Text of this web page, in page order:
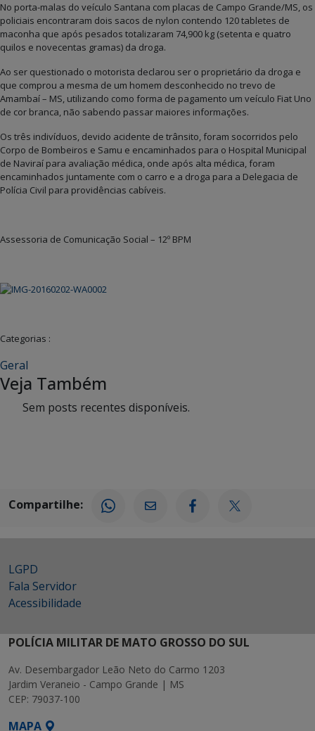
No porta-malas do veículo Santana com placas de Campo Grande/MS, os
policiais encontraram dois sacos de nylon contendo 120 tabletes de
maconha que após pesados totalizaram 74,900 kg (setenta e quatro
quilos e novecentas gramas) da droga.
Ao ser questionado o motorista declarou ser o proprietário da droga e
que comprou a mesma de um homem desconhecido no trevo de
Amambaí – MS, utilizando como forma de pagamento um veículo Fiat Uno
de cor branca, não sabendo passar maiores informações.
Os três indivíduos, devido acidente de trânsito, foram socorridos pelo
Corpo de Bombeiros e Samu e encaminhados para o Hospital Municipal
de Naviraí para avaliação médica, onde após alta médica, foram
encaminhados juntamente com o carro e a droga para a Delegacia de
Polícia Civil para providências cabíveis.
Assessoria de Comunicação Social – 12º BPM
Categorias :
Geral
Veja Também
Sem posts recentes disponíveis.
Compartilhe:
LGPD
Fala Servidor
Acessibilidade
POLÍCIA MILITAR DE MATO GROSSO DO SUL
Av. Desembargador Leão Neto do Carmo 1203
Jardim Veraneio - Campo Grande | MS
CEP: 79037-100
MAPA